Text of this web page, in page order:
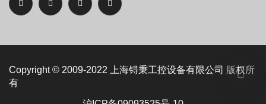
Copyright © 2009-2022 上海锝秉工控设备有限公司 版权所
有